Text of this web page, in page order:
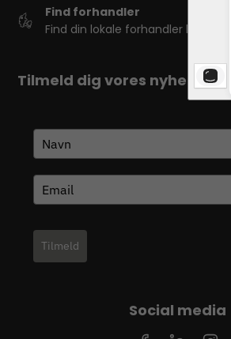
Find forhandler
Find din lokale forhandler her
Tilmeld dig vores nyhedsbrev
Tilmeld
Social media